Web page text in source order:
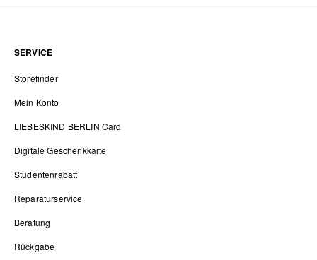
SERVICE
Storefinder
Mein Konto
LIEBESKIND BERLIN Card
Digitale Geschenkkarte
Studentenrabatt
Reparaturservice
Beratung
Rückgabe